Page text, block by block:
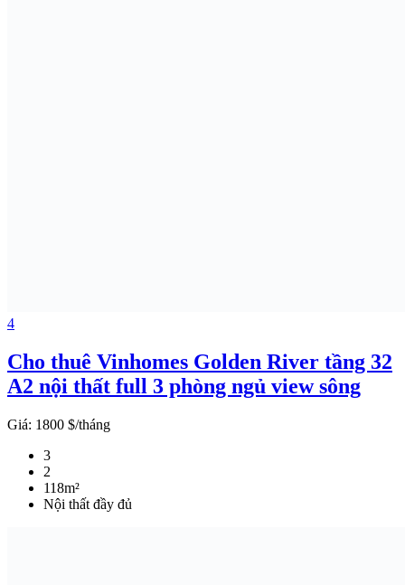
4
Cho thuê Vinhomes Golden River tầng 32
A2 nội thất full 3 phòng ngủ view sông
Giá: 1800 $/tháng
3
2
118m²
Nội thất đầy đủ